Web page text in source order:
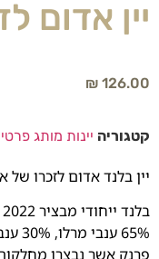
יין אדום
₪ 126.00
קטגוריה יינות מותג פרטי
יין בלנד אדום לזכרו של
פרנק אשר נבצרו